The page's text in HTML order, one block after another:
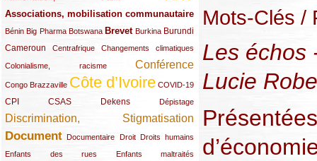
Associations, mobilisation communautaire
(65/289)
Bénin
(13/289)Big Pharma
(16/289) Botswana
(9/289) Brevet
(83/289) Burkina
(18/289) Burundi
(30/289)
Cameroun
(47/289) Centrafrique
(23/289) Changements climatiques
(10/289)
Colonialisme, racisme
(19/289) Conférence
(118/289)
Congo Brazzaville
(24/289) Côte d’Ivoire
(263/289) COVID-19
(13/289)
CPI
(48/289) CSAS
(32/289) Dekens
(29/289) Dépistage
(19/289)
Discrimination, Stigmatisation
(131/289)
Document
(145/289) Documentaire
(9/289) Droit
(20/289) Droits humains
(22/289)
Enfants des rues
(21/289) Enfants maltraités
(10/289)
Mots-Clés /
Les échos
Lucie